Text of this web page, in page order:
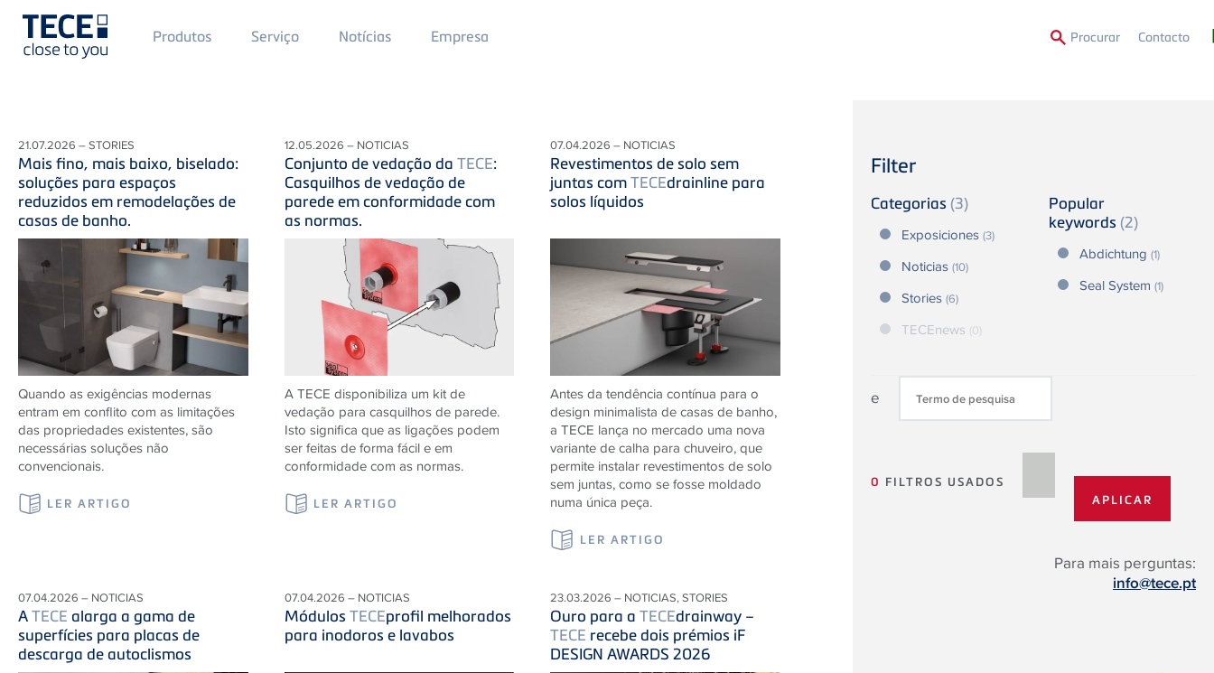
Main
Menü
Produtos Serviço Notícias Main
Menu
Empresa Procurar Contacto
Filter
Categorias (3)
Exposiciones (3)
Noticias (10)
Stories (6)
TECEnews (0)
Popular
keywords (2)
Abdichtung (1)
Seal System (1)
e
0 FILTROS USADOS
Para mais perguntas:
info@tece.pt
21.07.2026 – STORIES
Mais fino, mais baixo, biselado:
soluções para espaços
reduzidos em remodelações de
casas de banho.
Quando as exigências modernas
entram em conflito com as limitações
das propriedades existentes, são
necessárias soluções não
convencionais.
LER ARTIGO
12.05.2026 – NOTICIAS
Conjunto de vedação da TECE:
Casquilhos de vedação de
parede em conformidade com
as normas.
A TECE disponibiliza um kit de
vedação para casquilhos de parede.
Isto significa que as ligações podem
ser feitas de forma fácil e em
conformidade com as normas.
LER ARTIGO
07.04.2026 – NOTICIAS
Revestimentos de solo sem
juntas comTECEdrainline para
solos líquidos
Antes da tendência contínua para o
design minimalista de casas de banho,
a TECE lança no mercado uma nova
variante de calha para chuveiro, que
permite instalar revestimentos de solo
sem juntas, como se fosse moldado
numa única peça.
LER ARTIGO
07.04.2026 – NOTICIAS
ATECE alarga a gama de
superfícies para placas de
descarga de autoclismos
07.04.2026 – NOTICIAS
Módulos TECEprofil melhorados
para inodoros e lavabos
23.03.2026 – NOTICIAS, STORIES
Ouro para aTECEdrainway –
TECE recebe dois prémios iF
DESIGN AWARDS 2026